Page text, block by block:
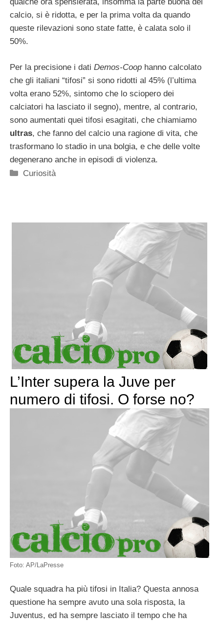
calcio, si è ridotta, e per la prima volta da quando
queste rilevazioni sono state fatte, è calata solo il
50%.
Per la precisione i dati Demos-Coop hanno calcolato
che gli italiani “tifosi” si sono ridotti al 45% (l’ultima
volta erano 52%, sintomo che lo sciopero dei
calciatori ha lasciato il segno), mentre, al contrario,
sono aumentati quei tifosi esagitati, che chiamiamo
ultras, che fanno del calcio una ragione di vita, che
trasformano lo stadio in una bolgia, e che delle volte
degenerano anche in episodi di violenza.
Categorie
Curiosità
L’Inter supera la Juve per
numero di tifosi. O forse no?
Foto: AP/LaPresse
Quale squadra ha più tifosi in Italia? Questa annosa
questione ha sempre avuto una sola risposta, la
Juventus, ed ha sempre lasciato il tempo che ha